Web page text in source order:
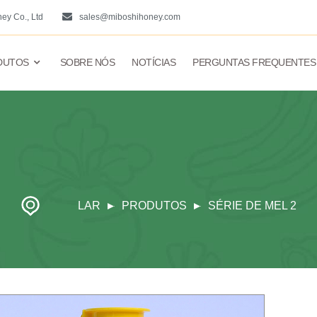
Co., Ltd sales@miboshihoney.com
SOBRE NÓS NOTÍCIAS PERGUNTAS FREQUENTES
LAR PRODUTOS SÉRIE DE MEL 2